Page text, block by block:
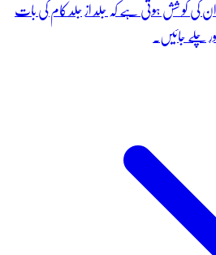
کی کو شش ہوتی ہے کہ جلد از جلد کام کی بات
جائیں۔